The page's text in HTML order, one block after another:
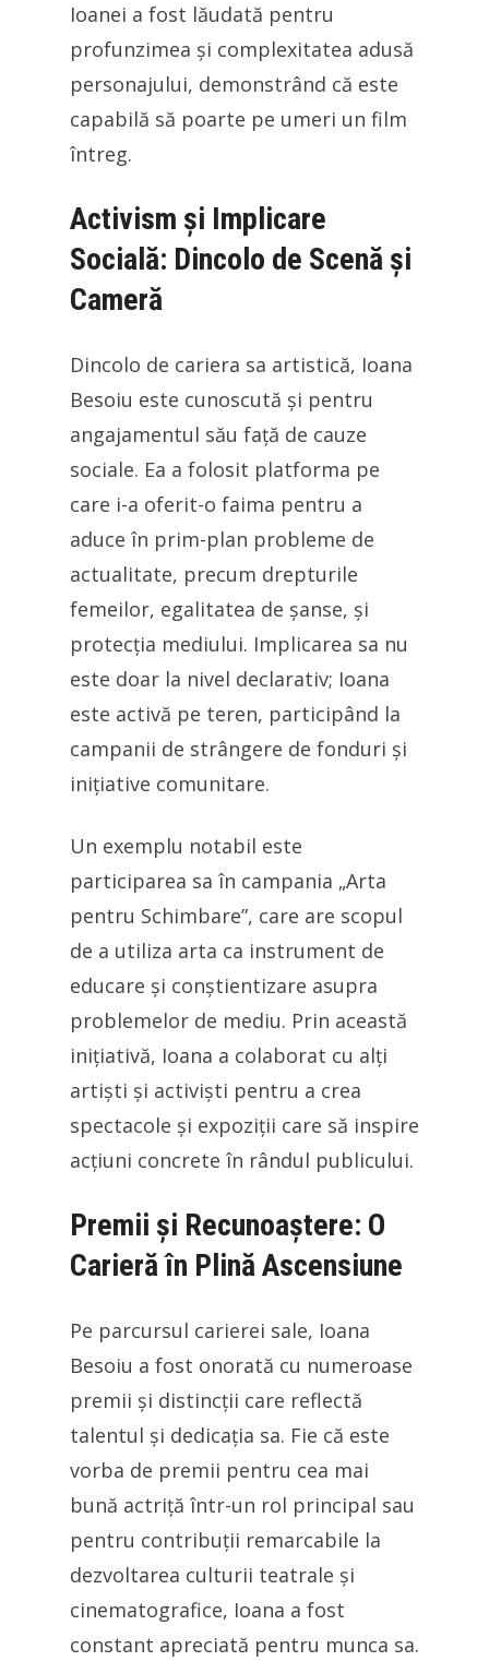
Ioanei a fost lăudată pentru
profunzimea și complexitatea adusă
personajului, demonstrând că este
capabilă să poarte pe umeri un film
întreg.
Activism și Implicare
Socială: Dincolo de Scenă și
Cameră
Dincolo de cariera sa artistică, Ioana
Besoiu este cunoscută și pentru
angajamentul său față de cauze
sociale. Ea a folosit platforma pe
care i-a oferit-o faima pentru a
aduce în prim-plan probleme de
actualitate, precum drepturile
femeilor, egalitatea de șanse, și
protecția mediului. Implicarea sa nu
este doar la nivel declarativ; Ioana
este activă pe teren, participând la
campanii de strângere de fonduri și
inițiative comunitare.
Un exemplu notabil este
participarea sa în campania „Arta
pentru Schimbare”, care are scopul
de a utiliza arta ca instrument de
educare și conștientizare asupra
problemelor de mediu. Prin această
inițiativă, Ioana a colaborat cu alți
artiști și activiști pentru a crea
spectacole și expoziții care să inspire
acțiuni concrete în rândul publicului.
Premii și Recunoaștere: O
Carieră în Plină Ascensiune
Pe parcursul carierei sale, Ioana
Besoiu a fost onorată cu numeroase
premii și distincții care reflectă
talentul și dedicația sa. Fie că este
vorba de premii pentru cea mai
bună actriță într-un rol principal sau
pentru contribuții remarcabile la
dezvoltarea culturii teatrale și
cinematografice, Ioana a fost
constant apreciată pentru munca sa.